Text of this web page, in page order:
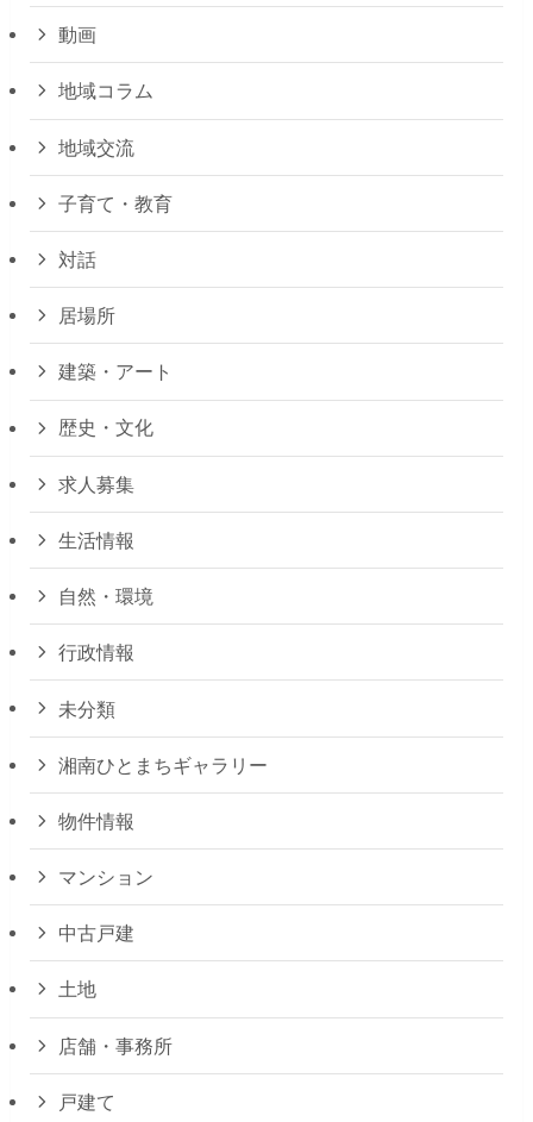
動画
地域コラム
地域交流
子育て・教育
対話
居場所
建築・アート
歴史・文化
求人募集
生活情報
自然・環境
行政情報
未分類
湘南ひとまちギャラリー
物件情報
マンション
中古戸建
土地
店舗・事務所
戸建て